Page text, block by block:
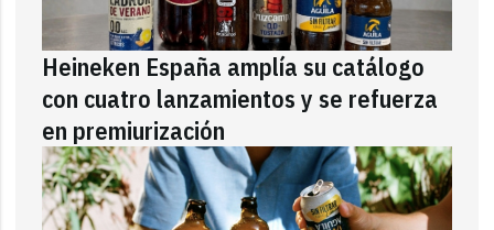
Heineken España amplía su catálogo
con cuatro lanzamientos y se refuerza
en premiurización